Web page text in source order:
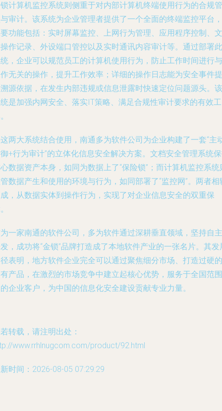
计算机监控系统则侧重于对内部计算机终端使用行为的合规管
审计。该系统为企业管理者提供了一个全面的终端监控平台，
功能包括：实时屏幕监控、上网行为管理、应用程序控制、文
作记录、外设端口管控以及实时通讯内容审计等。通过部署此
，企业可以规范员工的计算机使用行为，防止工作时间进行与
无关的操作，提升工作效率；详细的操作日志能为安全事件提
源依据，在发生内部违规或信息泄露时快速定位问题源头。该
是加强内网安全、落实IT策略、满足合规性审计要求的有效工
两大系统结合使用，南通多为软件公司为企业构建了一套“主
+行为审计”的立体化信息安全解决方案。文档安全管理系统
数据资产本身，如同为数据上了“保险锁”；而计算机监控系统
数据产生和使用的环境与行为，如同部署了“监控网”。两者相
，从数据实体到操作行为，实现了对企业信息安全的双重保
一家南通的软件公司，多为软件通过深耕垂直领域，坚持自主
，成功将“金锁”品牌打造成了本地软件产业的一张名片。其发
表明，地方软件企业完全可以通过聚焦细分市场、打造过硬的
产品，在激烈的市场竞争中建立起核心优势，服务于全国范围
企业客户，为中国的信息化安全建设贡献专业力量。
转载，请注明出处：
www.rrhlnugcom.com/product/92.html
时间：2026-08-05 07:29:29